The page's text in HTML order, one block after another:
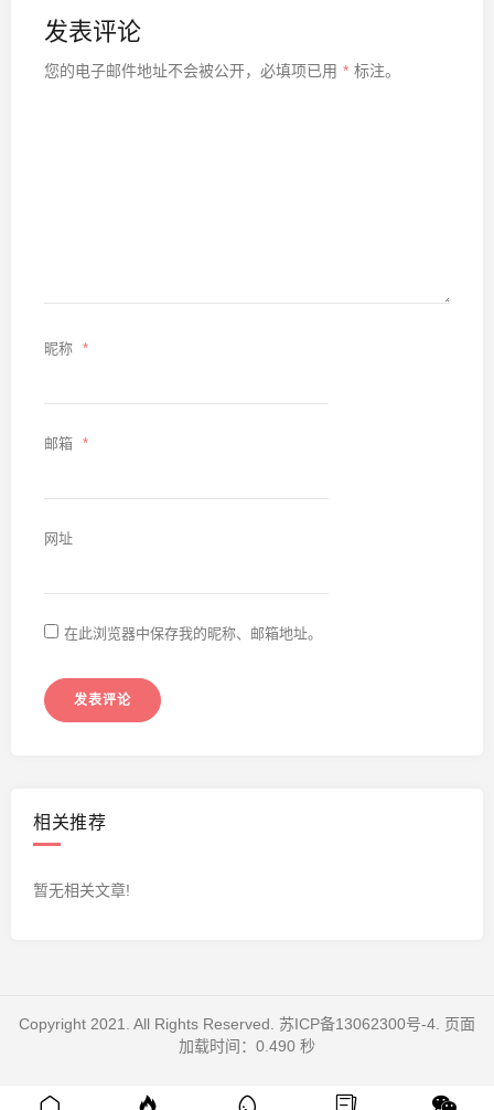
发表评论
您的电子邮件地址不会被公开， 必填项已用 * 标注。
昵称 *
邮箱 *
网址
在此浏览器中保存我的昵称、邮箱地址。
相关推荐
暂无相关文章!
Copyright 2021. All Rights Reserved. 苏ICP备13062300号-4 . 页面
加载时间：0.490 秒